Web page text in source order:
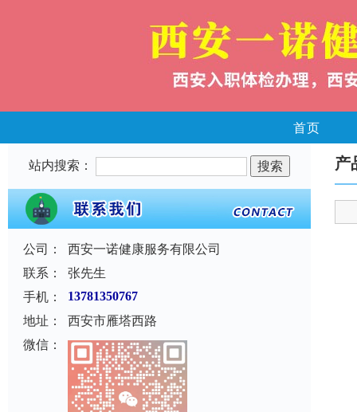
首页
站内搜索：
公司：
西安一诺健康服务有限公司
联系：
张先生
手机：
13781350767
地址：
西安市雁塔西路
微信：
产